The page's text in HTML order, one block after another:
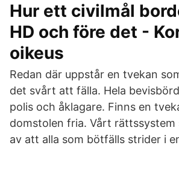
Hur ett civilmål
HD och före det -
oikeus
Redan där uppstår en tvekan
det svårt att fälla. Hela
polis och åklagare. Finns en
domstolen fria. Vårt rättssystem
av att alla som bötfälls strider i